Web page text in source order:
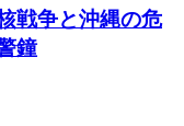
戦争と沖縄の危
鐘